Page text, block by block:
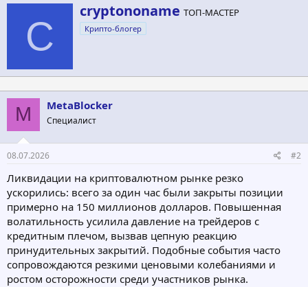
C
А
в
т
cryptononame ТОП-МАСТЕР
Крипто-блогер
M MetaBlocker
Специалист
08.07.2026 #2
Ликвидации на криптовалютном рынке резко
ускорились: всего за один час были закрыты позиции
примерно на 150 миллионов долларов. Повышенная
волатильность усилила давление на трейдеров с
кредитным плечом, вызвав цепную реакцию
принудительных закрытий. Подобные события часто
сопровождаются резкими ценовыми колебаниями и
ростом осторожности среди участников рынка.